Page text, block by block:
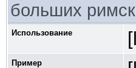
больших
Использование
Пример